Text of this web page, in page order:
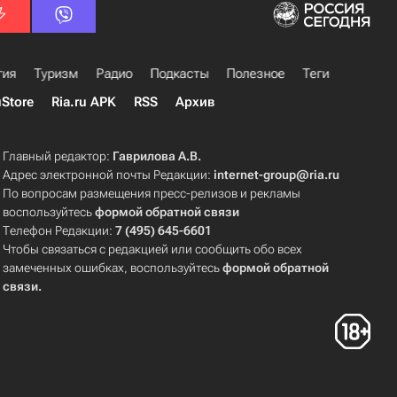
Туризм Радио Подкасты Полезное
Теги
Ria.ru APK RSS Архив
Главный редактор: Гаврилова А.В.
Адрес электронной почты Редакции:internet-group@ria.ru
По вопросам размещения пресс-релизов и рекламы
воспользуйтесьформой обратной связи
Телефон Редакции:7 (495) 645-6601
Чтобы связаться с редакцией или сообщить обо всех
замеченных ошибках, воспользуйтесьформой обратной
связи.